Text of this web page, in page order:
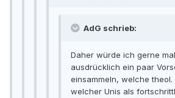
AdG schrieb:
Daher würde ich gerne mal
ausdrücklich ein paar
einsammeln, welche theol.
welcher Unis als